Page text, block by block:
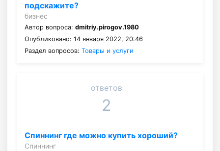
подскажите?
бизнес
Автор вопроса: dmitriy.pirogov.1980
Опубликовано: 14 января 2022, 20:46
Раздел вопросов: Товары и услуги
ответов
2
Спиннинг где можно купить хороший?
Спиннинг